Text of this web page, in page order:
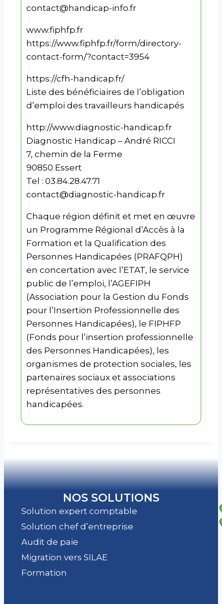
contact@handicap-info.fr
www.fiphfp.fr
https://www.fiphfp.fr/form/directory-
contact-form/?contact=3954
https://cfh-handicap.fr/
Liste des bénéficiaires de l’obligation
d’emploi des travailleurs handicapés
http://www.diagnostic-handicap.fr
Diagnostic Handicap – André RICCI
7, chemin de la Ferme
90850 Essert
Tel : 03.84.28.47.71
contact@diagnostic-handicap.fr
Chaque région définit et met en œuvre
un Programme Régional d’Accès à la
Formation et la Qualification des
Personnes Handicapées (PRAFQPH)
en concertation avec l’ETAT, le service
public de l’emploi, l’AGEFIPH
(Association pour la Gestion du Fonds
pour l’Insertion Professionnelle des
Personnes Handicapées), le FIPHFP
(Fonds pour l’insertion professionnelle
des Personnes Handicapées), les
organismes de protection sociales, les
partenaires sociaux et associations
représentatives des personnes
handicapées.
NOS SOLUTIONS
Solution expert comptable
Solution chef d’entreprise
Audit de paie
Migration vers SILAE
Formation